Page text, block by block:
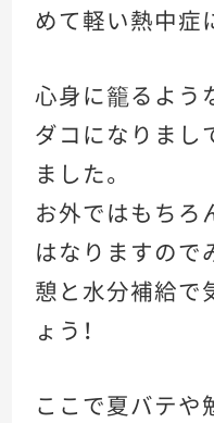
めて軽い熱中
心身に籠るよう
ダコになりま
ました。
お外ではもちろ
はなりますので
憩と水分補給で
ょう！
ここで夏バテや